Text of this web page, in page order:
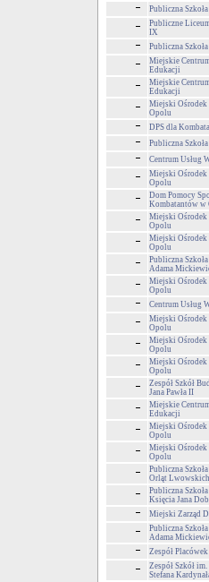
Publiczna
Publiczne
IX
Publiczna
Miejskie
Edukacji
Miejskie
Edukacji
Miejski Ośrodek
Opolu
DPS dla
Publiczna
Centrum Usług
Miejski Ośrodek
Opolu
Dom Pomocy
Kombatantów w
Miejski Ośrodek
Opolu
Miejski Ośrodek
Opolu
Publiczna
Adama
Miejski Ośrodek
Opolu
Centrum Usług
Miejski Ośrodek
Opolu
Miejski Ośrodek
Opolu
Miejski Ośrodek
Opolu
Zespół Szkół
Jana Pawła II
Miejskie
Edukacji
Miejski Ośrodek
Opolu
Miejski Ośrodek
Opolu
Publiczna
Orląt Lwowskich
Publiczna
Księcia Jana
Miejski Zarząd
Publiczna
Adama
Zespół
Zespół Szkół
Stefana